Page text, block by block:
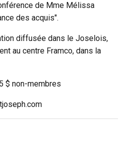
de Mme Mélissa
des acquis".
diffusée dans le Joselois,
au centre Framco, dans la
$ non-membres